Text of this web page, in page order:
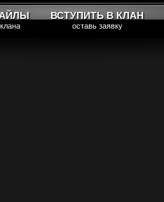
клана
ВСТУПИТЬ В КЛАН
оставь заявку